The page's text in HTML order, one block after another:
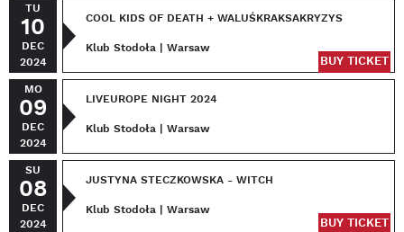
TU
10
DEC
2024
COOL KIDS OF DEATH + WALUŚKRAKSAKRYZYS
Klub Stodoła | Warsaw
BUY TICKET
MO
09
DEC
2024
LIVEUROPE NIGHT 2024
Klub Stodoła | Warsaw
SU
08
DEC
2024
JUSTYNA STECZKOWSKA - WITCH
Klub Stodoła | Warsaw
BUY TICKET